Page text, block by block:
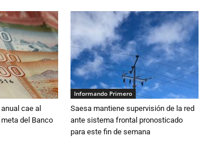
cae al
del Banco
Informando Primero
Saesa mantiene supervisión de la red
ante sistema frontal pronosticado
para este fin de semana